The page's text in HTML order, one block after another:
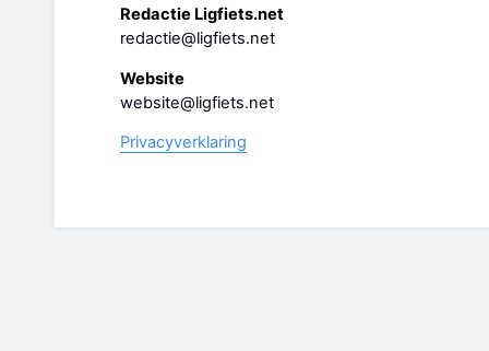
Redactie Ligfiets.net
redactie@ligfiets.net
Website
website@ligfiets.net
Privacyverklaring